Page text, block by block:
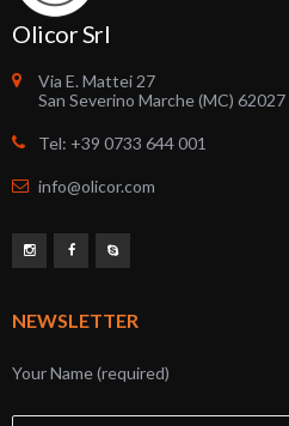
Olicor Srl
Via E. Mattei 27
San Severino Marche (MC) 62027
Tel: +39 0733 644 001
info@olicor.com
NEWSLETTER
Your Name (required)